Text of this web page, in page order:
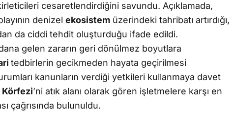
cesaretlendirdiğini savundu. Açıklamada,
denizel ekosistem üzerindeki tahribatı artırdığı,
da ciddi tehdit oluşturduğu ifade edildi.
gelen zararın geri dönülmez boyutlara
tedbirlerin gecikmeden hayata geçirilmesi
kanunların verdiği yetkileri kullanmaya davet
Körfezi’ni atık alanı olarak gören işletmelere karşı en
çağrısında bulunuldu.